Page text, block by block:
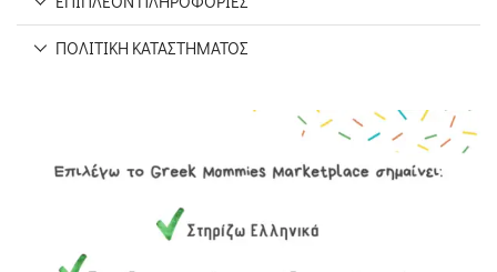
ΠΟΛΙΤΙΚΉ ΚΑΤΑΣΤΉΜΑΤΟΣ